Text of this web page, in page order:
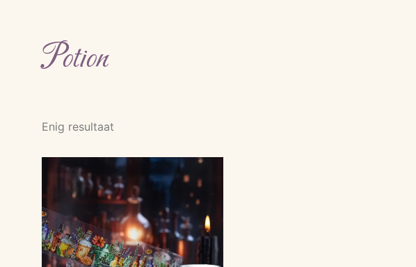
Potion
Enig resultaat